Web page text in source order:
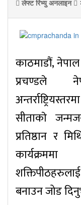
लेफ्ट रिभ्यु अनलाइन
काठमाडौं,
प्रचण्डले
सीताकाे
प्रतिष्ठान र
बनाउन जोड